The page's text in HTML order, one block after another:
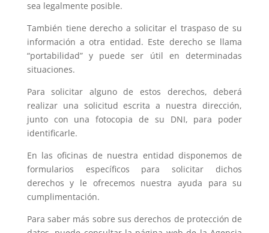
sea legalmente posible.
También tiene derecho a solicitar el traspaso de su
información a otra entidad. Este derecho se llama
“portabilidad” y puede ser útil en determinadas
situaciones.
Para solicitar alguno de estos derechos, deberá
realizar una solicitud escrita a nuestra dirección,
junto con una fotocopia de su DNI, para poder
identificarle.
En las oficinas de nuestra entidad disponemos de
formularios específicos para solicitar dichos
derechos y le ofrecemos nuestra ayuda para su
cumplimentación.
Para saber más sobre sus derechos de protección de